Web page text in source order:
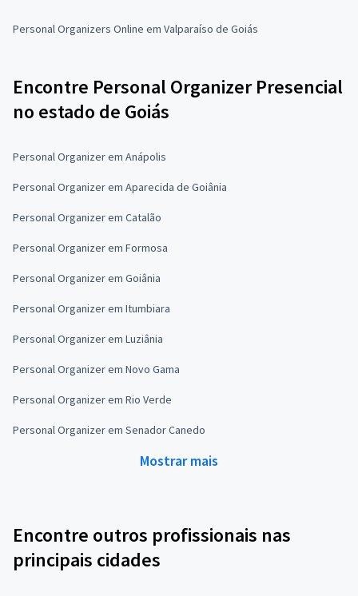
Personal Organizers Online em Valparaíso de Goiás
Encontre Personal Organizer Presencial
no estado de Goiás
Personal Organizer em Anápolis
Personal Organizer em Aparecida de Goiânia
Personal Organizer em Catalão
Personal Organizer em Formosa
Personal Organizer em Goiânia
Personal Organizer em Itumbiara
Personal Organizer em Luziânia
Personal Organizer em Novo Gama
Personal Organizer em Rio Verde
Personal Organizer em Senador Canedo
Mostrar mais
Encontre outros profissionais nas
principais cidades